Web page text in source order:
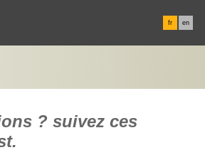
fr en
? suivez ces